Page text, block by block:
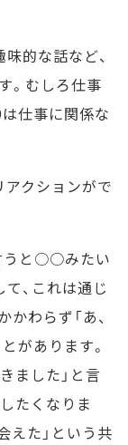
的な話など、
。むしろ仕事
仕事に関係な
クションがで
うと○○みたい
、これは通じ
わらず「あ、
があります。
ました」と言
たくなりま
えた」という共